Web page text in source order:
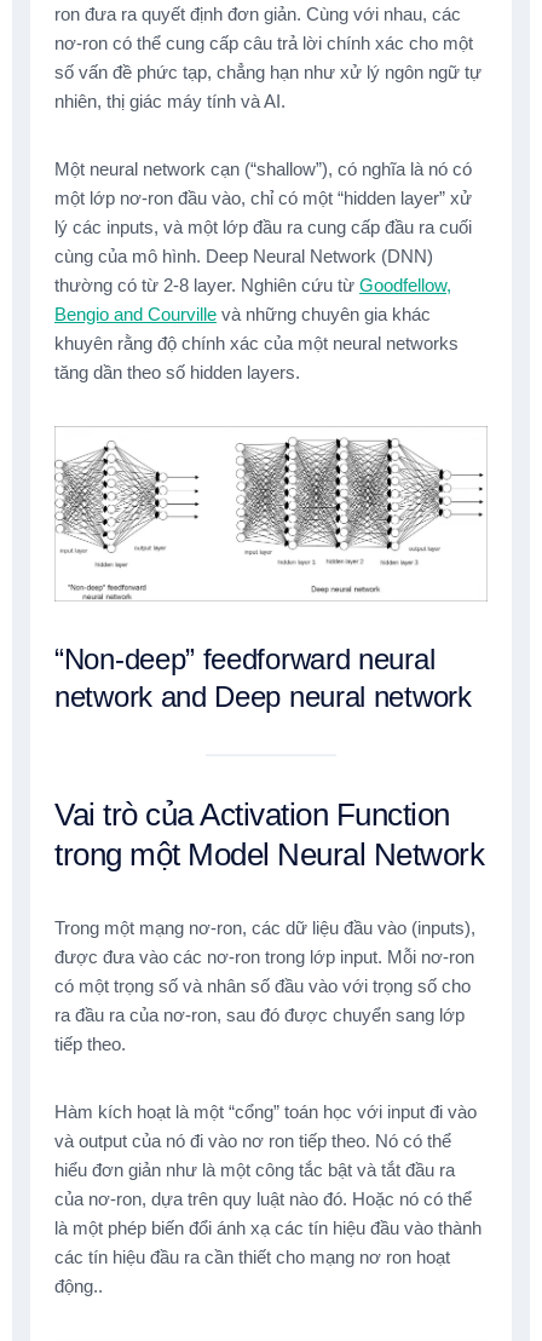
ron đưa ra quyết định đơn giản. Cùng với nhau, các
nơ-ron có thể cung cấp câu trả lời chính xác cho một
số vấn đề phức tạp, chẳng hạn như xử lý ngôn ngữ tự
nhiên, thị giác máy tính và AI.
Một neural network cạn (“shallow”), có nghĩa là nó có
một lớp nơ-ron đầu vào, chỉ có một “hidden layer” xử
lý các inputs, và một lớp đầu ra cung cấp đầu ra cuối
cùng của mô hình. Deep Neural Network (DNN)
thường có từ 2-8 layer. Nghiên cứu từ Goodfellow,
Bengio and Courville và những chuyên gia khác
khuyên rằng độ chính xác của một neural networks
tăng dần theo số hidden layers.
“Non-deep” feedforward neural
network and Deep neural network
Vai trò của Activation Function
trong một Model Neural Network
Trong một mạng nơ-ron, các dữ liệu đầu vào (inputs),
được đưa vào các nơ-ron trong lớp input. Mỗi nơ-ron
có một trọng số và nhân số đầu vào với trọng số cho
ra đầu ra của nơ-ron, sau đó được chuyển sang lớp
tiếp theo.
Hàm kích hoạt là một “cổng” toán học với input đi vào
và output của nó đi vào nơ ron tiếp theo. Nó có thể
hiểu đơn giản như là một công tắc bật và tắt đầu ra
của nơ-ron, dựa trên quy luật nào đó. Hoặc nó có thể
là một phép biến đổi ánh xạ các tín hiệu đầu vào thành
các tín hiệu đầu ra cần thiết cho mạng nơ ron hoạt
động..